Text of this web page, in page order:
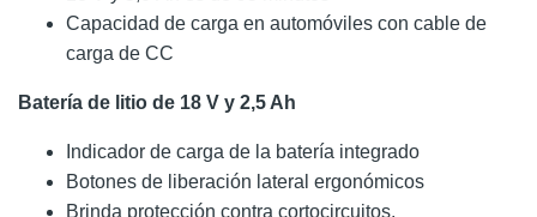
Capacidad de carga en automóviles con cable de
carga de CC
Batería de litio de 18 V y 2,5 Ah
Indicador de carga de la batería integrado
Botones de liberación lateral ergonómicos
Brinda protección contra cortocircuitos,